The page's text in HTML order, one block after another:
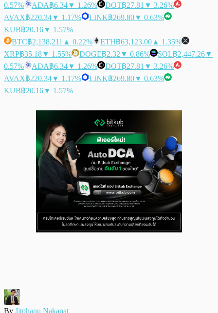
0.57%
ADA฿6.34▼ 1.26% DOT฿27.81 ▼ 3.26%
AVAX฿220.34▼ 1.17% LINK฿269.80▼ 0.63%
KUB฿20.16▼ 1.57%
BTC฿2,138,211 ▲ 0.22% ETH฿63,123.00 ▲ 1.35%
XRP฿35.18▼ 1.55% DOGE฿2.32 ▼ 0.86% SOL฿2,447.26▼
0.57%
ADA฿6.34▼ 1.26% DOT฿27.81 ▼ 3.26%
AVAX฿220.34▼ 1.17% LINK฿269.80▼ 0.63%
KUB฿20.16▼ 1.57%
By Jitphanu Nakapat